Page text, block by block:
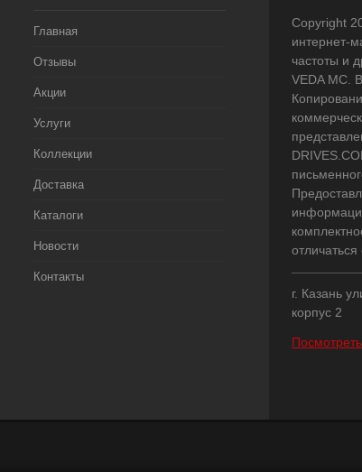
Главная
Отзывы
Акции
Услуги
Коллекции
Доставка
Каталоги
Новости
Контакты
Copyright
интернет-
частоты и
VEDA MC.
г. Казань
корпус 2